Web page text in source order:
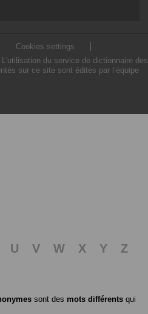
Cookies settings
du service de dictionnaire des
sur ce site sont édités par l’équipe
U V W X Y
Z
sont des mots différents qui